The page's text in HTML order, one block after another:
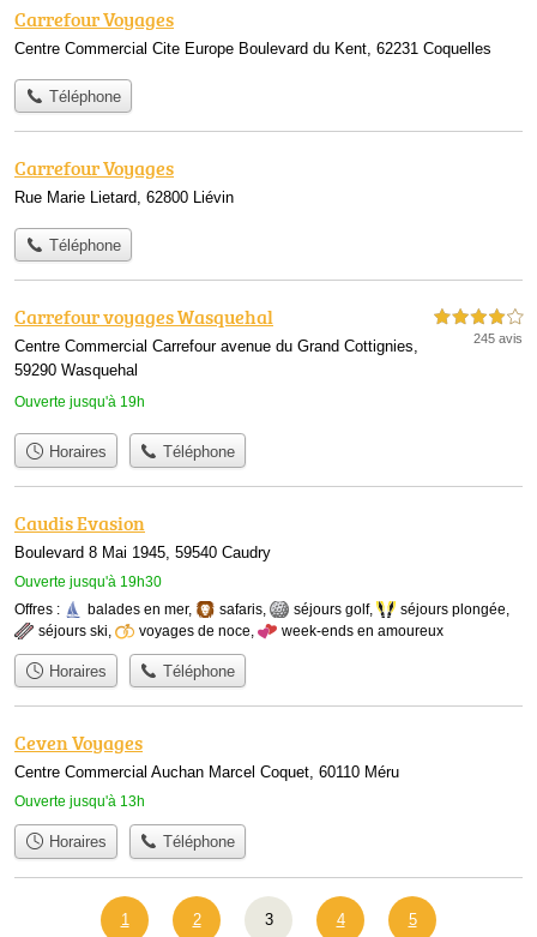
Carrefour Voyages
Centre Commercial Cite Europe Boulevard du Kent, 62231 Coquelles
Téléphone
Carrefour Voyages
Rue Marie Lietard, 62800 Liévin
Téléphone
Carrefour voyages Wasquehal
Centre Commercial Carrefour avenue du Grand Cottignies,
59290 Wasquehal
Ouverte jusqu'à 19h
4,0 étoiles sur 5
245 avis
Horaires Téléphone
Caudis Evasion
Boulevard 8 Mai 1945, 59540 Caudry
Ouverte jusqu'à 19h30
Offres :
balades en mer, safaris séjours golf, séjours plongée
séjours ski
voyages de noce week-ends en amoureux
Horaires Téléphone
Ceven Voyages
Centre Commercial Auchan Marcel Coquet, 60110 Méru
Ouverte jusqu'à 13h
Horaires Téléphone
1 2 3 4 5